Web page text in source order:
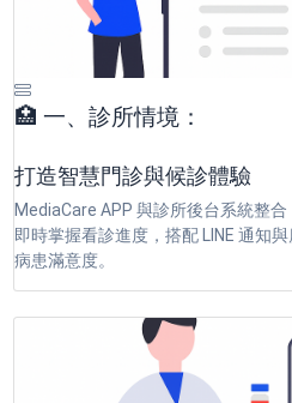
🏥 一、診所情境：
打造智慧門診與候診體驗
MediaCare APP 與診所後台系統整
即時掌握看診進度，搭配 LINE 通知
病患滿意度。